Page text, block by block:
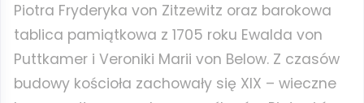
Piotra Fryderyka von Zitzewitz oraz barokowa
tablica pamiątkowa z 1705 roku Ewalda von
Puttkamer i Veroniki Marii von Below. Z czasów
budowy kościoła zachowały się XIX – wieczne